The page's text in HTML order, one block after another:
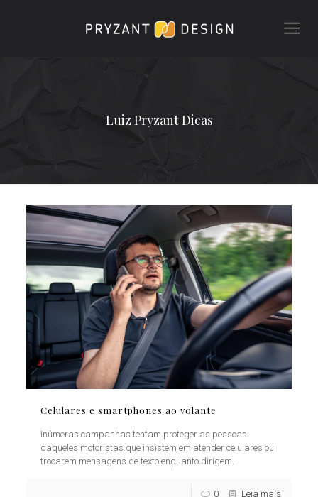
Luiz Pryzant Dicas
Celulares e smartphones ao volante
Inúmeras campanhas tentam proteger as pessoas
daqueles motoristas que insistem em atender celulares ou
trocarem mensagens de texto enquanto dirigem.
0 Leia mais